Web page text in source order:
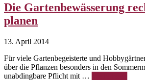
Die Gartenbewässerung
planen
13. April 2014
Für viele Gartenbegeisterte und
über die Pflanzen besonders in den
unabdingbare Pflicht mit …